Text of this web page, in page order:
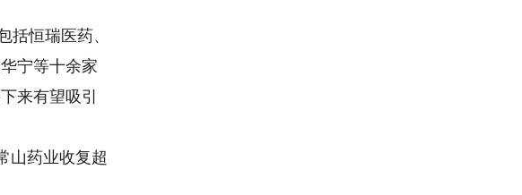
恒瑞医药、
宁等十余家
来有望吸引
山药业收复超